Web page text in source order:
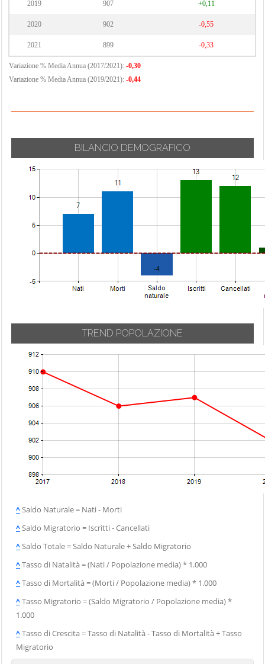
2019 907 +0,11
2020 902 -0,55
2021 899 -0,33
Variazione % Media Annua (2017/2021): -0,30
Variazione % Media Annua (2019/2021): -0,44
BILANCIO DEMOGRAFICO
TREND POPOLAZIONE
^Saldo Naturale = Nati - Morti
^Saldo Migratorio = Iscritti - Cancellati
^Saldo Totale = Saldo Naturale + Saldo Migratorio
^Tasso di Natalità = (Nati / Popolazione media) * 1.000
^Tasso di Mortalità = (Morti / Popolazione media) * 1.000
^Tasso Migratorio = (Saldo Migratorio / Popolazione media) *
1.000
^Tasso di Crescita = Tasso di Natalità - Tasso di Mortalità + Tasso
Migratorio